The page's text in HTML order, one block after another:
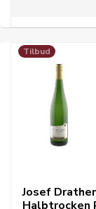
Tilbud
Josef
Halbtrocken